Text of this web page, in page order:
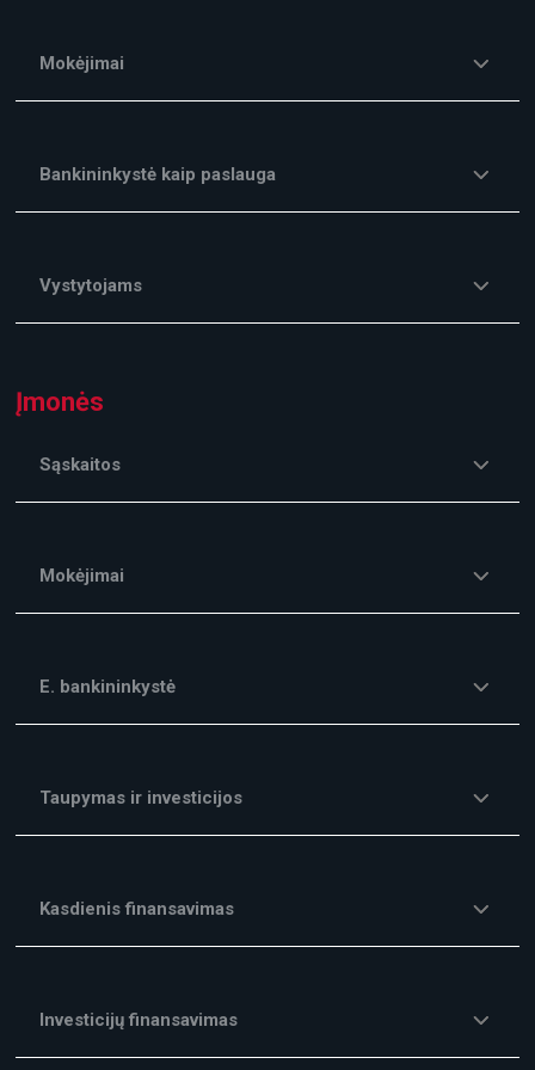
Mokėjimai
Bankininkystė kaip paslauga
Vystytojams
Įmonės
Sąskaitos
Mokėjimai
E. bankininkystė
Taupymas ir investicijos
Kasdienis finansavimas
Investicijų finansavimas